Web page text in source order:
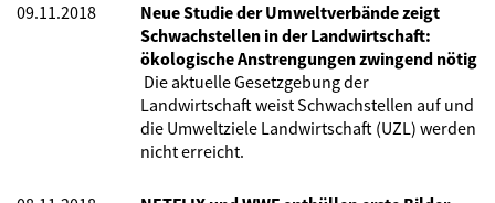
09.11.2018
Neue Studie der Umweltverbände zeigt
Schwachstellen in der Landwirtschaft:
ökologische Anstrengungen zwingend nötig
Die aktuelle Gesetzgebung der
Landwirtschaft weist Schwachstellen auf und
die Umweltziele Landwirtschaft (UZL) werden
nicht erreicht.